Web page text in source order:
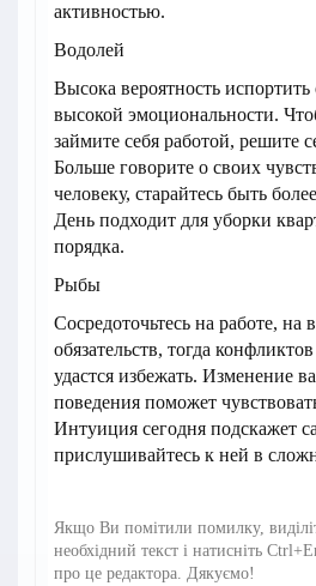
активностью.
Водолей
Высока вероятность
высокой эмоциональности.
займите себя работой, решите
Больше говорите о своих
человеку, старайтесь быть
День подходит для уборки
порядка.
Рыбы
Сосредоточьтесь на работе,
обязательств, тогда
удастся избежать. Изменение
поведения поможет
Интуиция сегодня подскажет
прислушивайтесь к ней в
Якщо Ви помітили помилку,
необхідний текст і натисніть
про це редактора. Дякуємо!